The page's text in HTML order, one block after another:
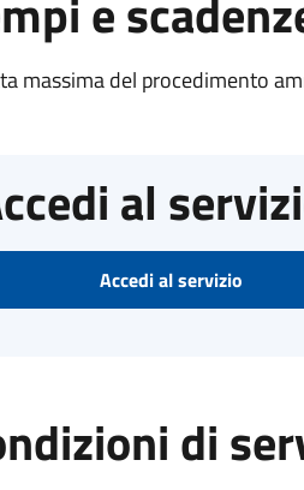
e
massima del procedimento
al
Accedi al servizio
di